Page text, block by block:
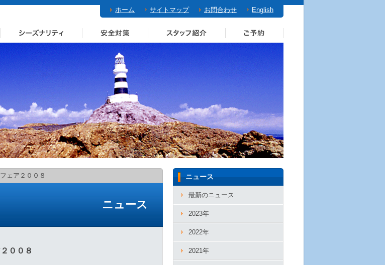
ホーム サイトマップ お問合わせ English
ェア２００８
ニュース
００８
ニュース
最新のニュース
2023年
2022年
2021年